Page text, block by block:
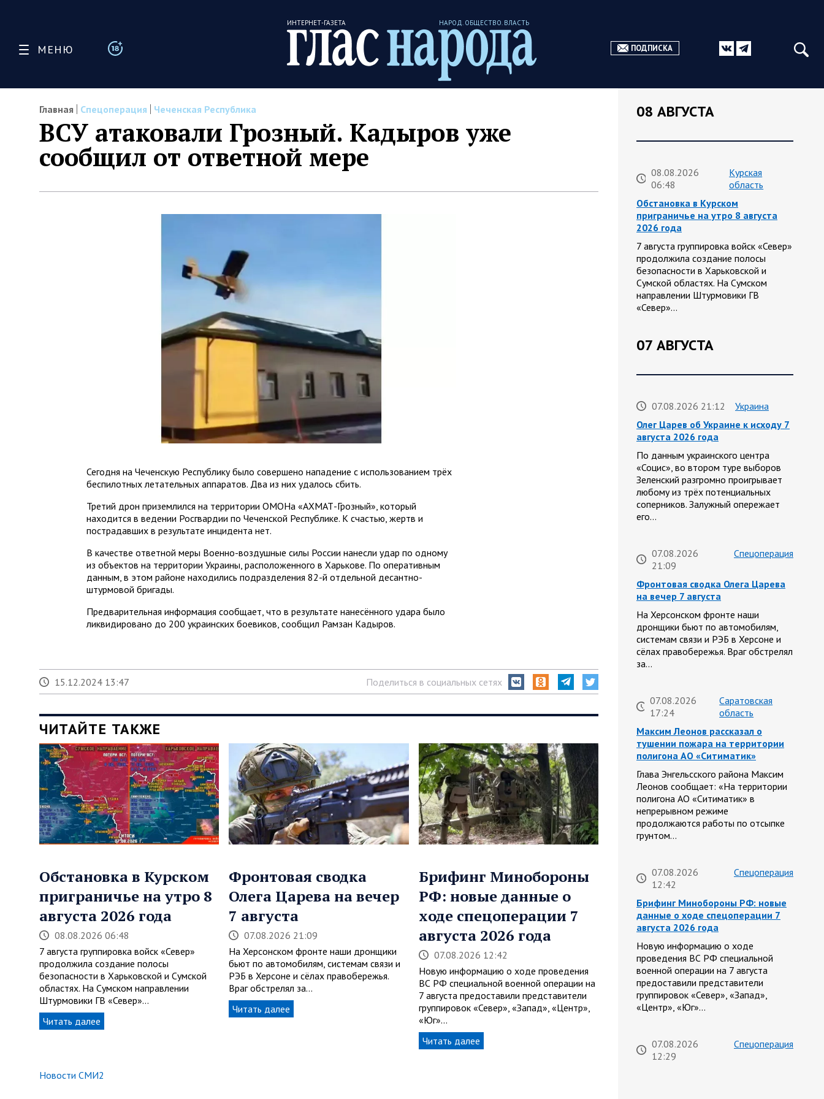
МЕНЮ
ИНТЕРНЕТ-ГАЗЕТА НАРОД. ОБЩЕСТВО. ВЛАСТЬ
ПОДПИСКА
Главная Спецоперация Чеченская Республика
ВСУ атаковали Грозный. Кадыров уже
сообщил от ответной мере
Сегодня на Чеченскую Республику было совершено нападение с использованием трёх
беспилотных летательных аппаратов. Два из них удалось сбить.
Третий дрон приземлился на территории ОМОНа «АХМАТ-Грозный», который
находится в ведении Росгвардии по Чеченской Республике. К счастью, жертв и
пострадавших в результате инцидента нет.
В качестве ответной меры Военно-воздушные силы России нанесли удар по одному
из объектов на территории Украины, расположенного в Харькове. По оперативным
данным, в этом районе находились подразделения 82-й отдельной десантно-
штурмовой бригады.
Предварительная информация сообщает, что в результате нанесённого удара было
ликвидировано до 200 украинских боевиков, сообщил Рамзан Кадыров.
15.12.2024 13:47 Поделиться в социальных сетях
ЧИТАЙТЕ ТАКЖЕ
Обстановка в Курском
приграничье на утро 8
августа 2026 года
08.08.2026 06:48
7 августа группировка войск «Север»
продолжила создание полосы
безопасности в Харьковской и Сумской
областях. На Сумском направлении
Штурмовики ГВ «Север»…
Читать далее
Фронтовая сводка
Олега Царева на вечер
7 августа
07.08.2026 21:09
На Херсонском фронте наши дронщики
бьют по автомобилям, системам связи и
РЭБ в Херсоне и сёлах правобережья.
Враг обстрелял за…
Читать далее
Брифинг Минобороны
РФ: новые данные о
ходе спецоперации 7
августа 2026 года
07.08.2026 12:42
Новую информацию о ходе проведения
ВС РФ специальной военной операции на
7 августа предоставили представители
группировок «Север», «Запад», «Центр»,
«Юг»…
Читать далее
Новости СМИ2
08 АВГУСТА
08.08.2026
06:48
Курская
область
Обстановка в Курском
приграничье на утро 8 августа
2026 года
7 августа группировка войск «Север»
продолжила создание полосы
безопасности в Харьковской и
Сумской областях. На Сумском
направлении Штурмовики ГВ
«Север»…
07 АВГУСТА
07.08.2026 21:12
Украина
Олег Царев об Украине к исходу 7
августа 2026 года
По данным украинского центра
«Социс», во втором туре выборов
Зеленский разгромно проигрывает
любому из трёх потенциальных
соперников. Залужный опережает
его…
07.08.2026
21:09
Спецоперация
Фронтовая сводка Олега Царева
на вечер 7 августа
На Херсонском фронте наши
дронщики бьют по автомобилям,
системам связи и РЭБ в Херсоне и
сёлах правобережья. Враг обстрелял
за…
07.08.2026
17:24
Саратовская
область
Максим Леонов рассказал о
тушении пожара на территории
полигона АО «Ситиматик»
Глава Энгельсского района Максим
Леонов сообщает: «На территории
полигона АО «Ситиматик» в
непрерывном режиме
продолжаются работы по отсыпке
грунтом…
07.08.2026
12:42
Спецоперация
Брифинг Минобороны РФ: новые
данные о ходе спецоперации 7
августа 2026 года
Новую информацию о ходе
проведения ВС РФ специальной
военной операции на 7 августа
предоставили представители
группировок «Север», «Запад»,
«Центр», «Юг»…
07.08.2026
12:29
Спецоперация